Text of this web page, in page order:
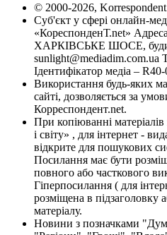
© 2000-2026,
Суб'єкт у сфері онлайн-
«КореспонденТ.net»
ХАРКІВСЬКЕ ШОСЕ,
sunlight@mediadim.com.ua
Ідентифікатор медіа –
Використання будь-яких
сайті, дозволяється за
Корреспондент.net.
При копіюванні
і світу» , для інтернет -
відкрите для пошукових
Посилання має бути
повного або часткового
Гіперпосилання ( для
розміщена в підзаголовку
матеріалу.
Новини з позначками